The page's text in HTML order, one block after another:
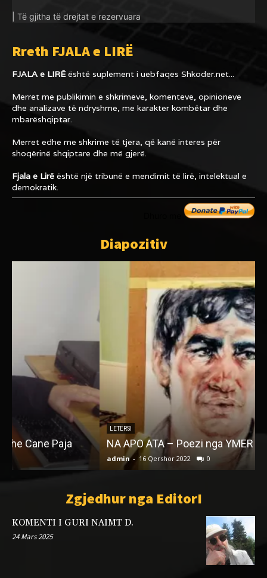
| Të gjitha të drejtat e rezervuara
Rreth FJALA e LIRË
FJALA e LIRËështë suplement i uebfaqes Shkoder.net...
Merret me publikimin e shkrimeve, komenteve, opinioneve
dhe analizave të ndryshme, me karakter kombëtar dhe
mbarëshqiptar.
Merret edhe me shkrime të tjera, që kanë interes për
shoqërinë shqiptare dhe më gjerë.
Fjala e Lirë është një tribunë e mendimit të lirë, intelektual e
demokratik.
Diapozitiv
NA APO ATA – Poezi nga YMER ADEM LLUGALIU
admin - 0
Zgjedhur nga EditorI
KOMENTI I GURI NAIMT D.
24 Mars 2025